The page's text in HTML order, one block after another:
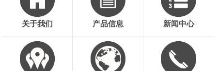
关于我们 产品信息 新闻中心